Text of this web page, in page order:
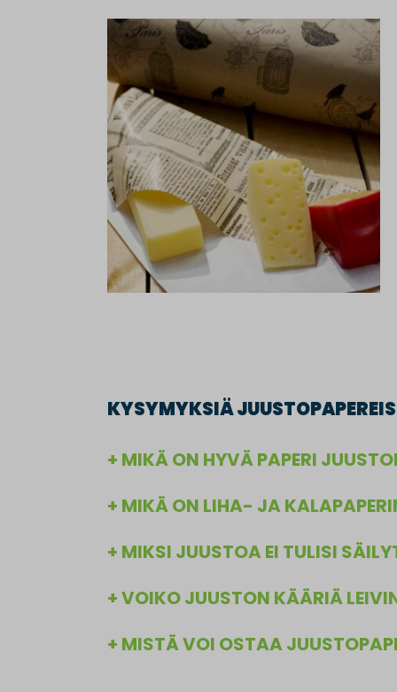
KYSYMYKSIÄ
MIKÄ ON HYVÄ PAPERI
MIKÄ ON LIHA- JA
MIKSI JUUSTOA EI TULISI
VOIKO JUUSTON KÄÄRIÄ
MISTÄ VOI OSTAA